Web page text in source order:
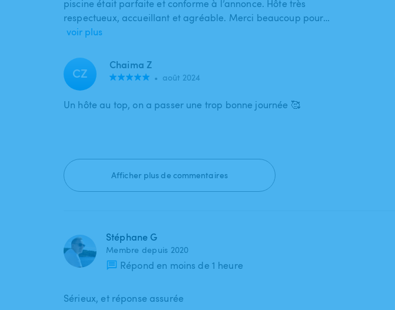
piscine était parfaite et conforme à l’annonce. Hôte très
respectueux, accueillant et agréable. Merci beaucoup pour…
voir plus
CZ Chaima Z
• août 2024
Un hôte au top, on a passer une trop bonne journée 🥰
Afficher plus de commentaires
Stéphane G
Membre depuis 2020
Répond en moins de 1 heure
Sérieux, et réponse assurée